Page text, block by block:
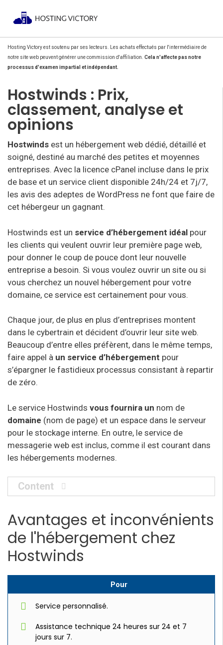
Hosting Victory est soutenu par ses lecteurs. Les achats effectués par l'intermédiaire de
notre site web peuvent générer une commission d'affiliation. Cela n'affecte pas notre
processus d'examen impartial et indépendant.
Hostwinds : Prix,
classement, analyse et
opinions
Hostwinds est un hébergement web dédié, détaillé et
soigné, destiné au marché des petites et moyennes
entreprises. Avec la licence cPanel incluse dans le prix
de base et un service client disponible 24h/24 et 7j/7,
les avis des adeptes de WordPress ne font que faire de
cet hébergeur un gagnant.
Hostwinds est un service d’hébergement idéal pour
les clients qui veulent ouvrir leur première page web,
pour donner le coup de pouce dont leur nouvelle
entreprise a besoin. Si vous voulez ouvrir un site ou si
vous cherchez un nouvel hébergement pour votre
domaine, ce service est certainement pour vous.
Chaque jour, de plus en plus d’entreprises montent
dans le cybertrain et décident d’ouvrir leur site web.
Beaucoup d’entre elles préfèrent, dans le même temps,
faire appel à un service d’hébergement pour
s’épargner le fastidieux processus consistant à repartir
de zéro.
Le service Hostwinds vous fournira un nom de
domaine (nom de page) et un espace dans le serveur
pour le stockage interne. En outre, le service de
messagerie web est inclus, comme il est courant dans
les hébergements modernes.
Content
Avantages et inconvénients
de l'hébergement chez
Hostwinds
Pour
Service personnalisé.
Assistance technique 24 heures sur 24 et 7
jours sur 7.